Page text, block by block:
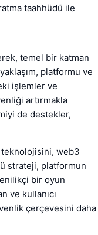
taahhüdü ile
temel bir katman
platformu ve
işlemler ve
artırmakla
de destekler,
teknolojisini, web3
strateji, platformun
bir oyun
ve kullanıcı
çerçevesini daha